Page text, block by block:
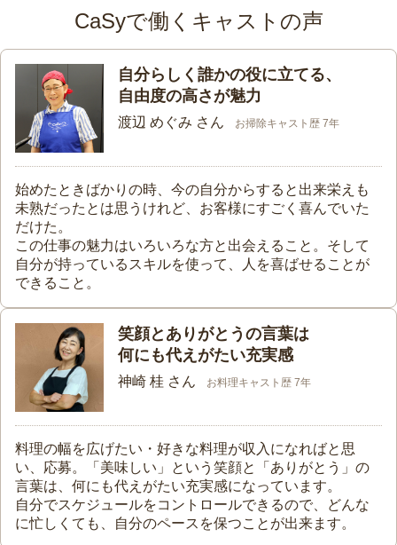
CaSyで働くキャストの声
自分らしく誰かの役に立てる、
自由度の高さが魅力
渡辺 めぐみ さん お掃除キャスト歴 7年
始めたときばかりの時、今の自分からすると出来栄えも
未熟だったとは思うけれど、お客様にすごく喜んでいた
だけた。
この仕事の魅力はいろいろな方と出会えること。そして
自分が持っているスキルを使って、人を喜ばせることが
できること。
笑顔とありがとうの言葉は
何にも代えがたい充実感
神崎 桂 さん お料理キャスト歴 7年
料理の幅を広げたい・好きな料理が収入になればと思
い、応募。「美味しい」という笑顔と「ありがとう」の
言葉は、何にも代えがたい充実感になっています。
自分でスケジュールをコントロールできるので、どんな
に忙しくても、自分のペースを保つことが出来ます。